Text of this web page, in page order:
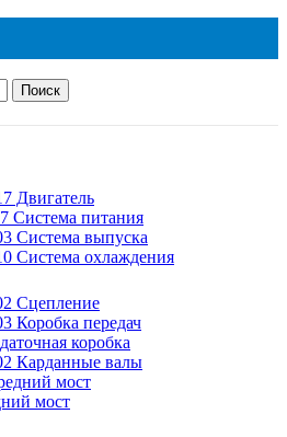
Поиск
Двигатель
Система питания
Система выпуска
Система охлаждения
Сцепление
Коробка передач
коробка
Карданные валы
мост
мост